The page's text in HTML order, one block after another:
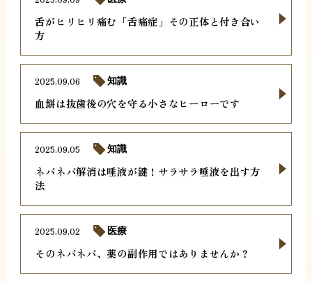
舌がヒリヒリ痛む「舌痛症」その正体と付き合い
方
血餅は抜歯後の穴を守る小さなヒーローです
2025.09.06 知識
ネバネバ解消は唾液が鍵！サラサラ唾液を出す方
法
2025.09.05 知識
そのネバネバ、薬の副作用ではありませんか？
2025.09.02 医療